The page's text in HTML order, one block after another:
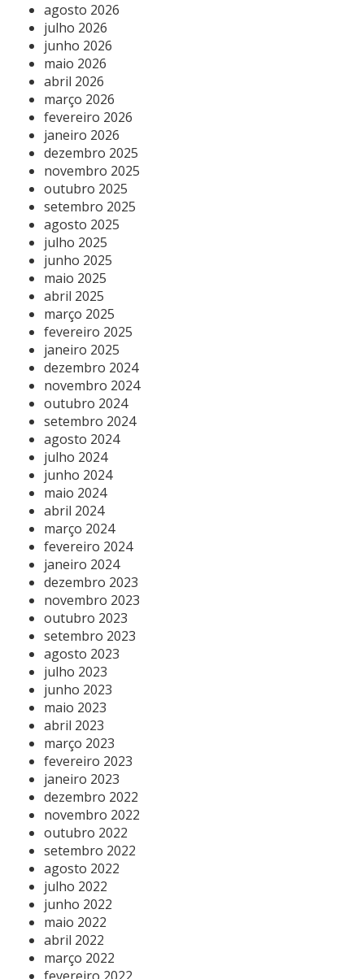
agosto 2026
julho 2026
junho 2026
maio 2026
abril 2026
março 2026
fevereiro 2026
janeiro 2026
dezembro 2025
novembro 2025
outubro 2025
setembro 2025
agosto 2025
julho 2025
junho 2025
maio 2025
abril 2025
março 2025
fevereiro 2025
janeiro 2025
dezembro 2024
novembro 2024
outubro 2024
setembro 2024
agosto 2024
julho 2024
junho 2024
maio 2024
abril 2024
março 2024
fevereiro 2024
janeiro 2024
dezembro 2023
novembro 2023
outubro 2023
setembro 2023
agosto 2023
julho 2023
junho 2023
maio 2023
abril 2023
março 2023
fevereiro 2023
janeiro 2023
dezembro 2022
novembro 2022
outubro 2022
setembro 2022
agosto 2022
julho 2022
junho 2022
maio 2022
abril 2022
março 2022